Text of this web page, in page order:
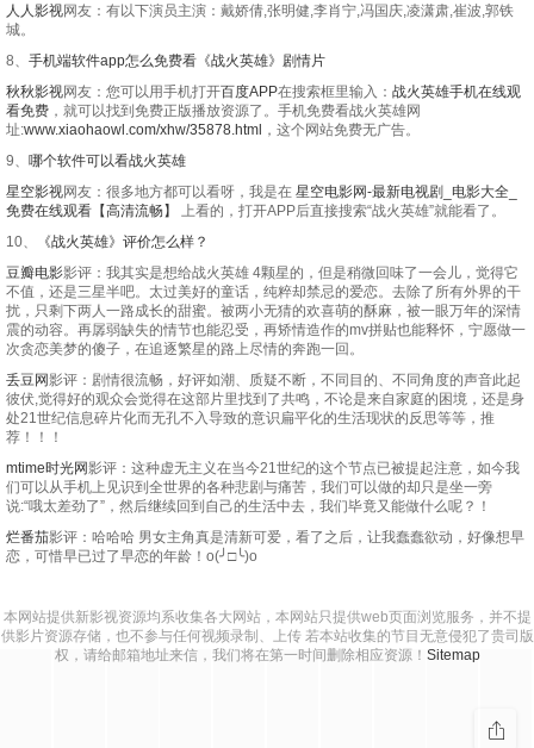
人人影视网友：有以下演员主演：戴娇倩,张明健,李肖宁,冯国庆,凌潇肃,崔波,郭铁
城。
8、 手机端软件app怎么免费看《战火英雄》剧情片
秋秋影视网友：您可以用手机打开百度APP在搜索框里输入： 战火英雄手机在线观
看免费 ，就可以找到免费正版播放资源了。手机免费看战火英雄网
址:www.xiaohaowl.com/xhw/35878.html ，这个网站免费无广告。
9、 哪个软件可以看战火英雄
星空影视网友：很多地方都可以看呀，我是在 星空电影网-最新电视剧_电影大全_
免费在线观看【高清流畅】
上看的，打开APP后直接搜索“战火英雄”就能看了。
10、
《战火英雄》评价怎么样？
豆瓣电影影评：我其实是想给战火英雄 4颗星的，但是稍微回味了一会儿，觉得它
不值，还是三星半吧。太过美好的童话，纯粹却禁忌的爱恋。去除了所有外界的干
扰，只剩下两人一路成长的甜蜜。被两小无猜的欢喜萌的酥麻，被一眼万年的深情
震的动容。再孱弱缺失的情节也能忍受，再矫情造作的mv拼贴也能释怀，宁愿做一
次贪恋美梦的傻子，在追逐繁星的路上尽情的奔跑一回。
丢豆网影评：剧情很流畅，好评如潮、质疑不断，不同目的、不同角度的声音此起
彼伏,觉得好的观众会觉得在这部片里找到了共鸣，不论是来自家庭的困境，还是身
处21世纪信息碎片化而无孔不入导致的意识扁平化的生活现状的反思等等，推
荐！！！
mtime时光网影评：这种虚无主义在当今21世纪的这个节点已被提起注意，如今我
们可以从手机上见识到全世界的各种悲剧与痛苦，我们可以做的却只是坐一旁
说:“哦太差劲了”，然后继续回到自己的生活中去，我们毕竟又能做什么呢？！
烂番茄影评：哈哈哈 男女主角真是清新可爱，看了之后，让我蠢蠢欲动，好像想早
恋，可惜早已过了早恋的年龄！o(╯□╰)o
本网站提供新影视资源均系收集各大网站，本网站只提供web页面浏览服务，并不提
供影片资源存储，也不参与任何视频录制、上传 若本站收集的节目无意侵犯了贵司版
权，请给邮箱地址来信，我们将在第一时间删除相应资源！ Sitemap